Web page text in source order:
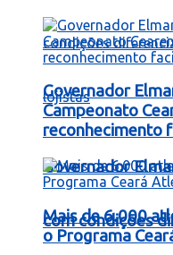
Governador
com condições
Governador
Campeonato
reconhecimento
Mais de 6.000
o Programa